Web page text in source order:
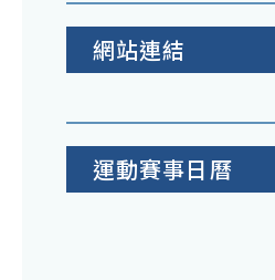
網站連結
運動賽事日曆